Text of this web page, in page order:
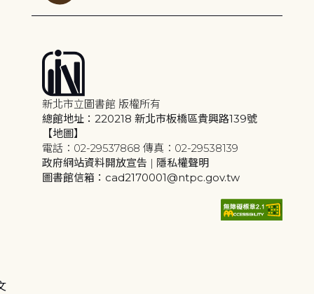
新北市立圖書館 版權所有
總館地址：220218 新北市板橋區貴興路139號
【地圖】
電話：02-29537868 傳真：02-29538139
政府網站資料開放宣告 | 隱私權聲明
圖書館信箱：cad2170001@ntpc.gov.tw